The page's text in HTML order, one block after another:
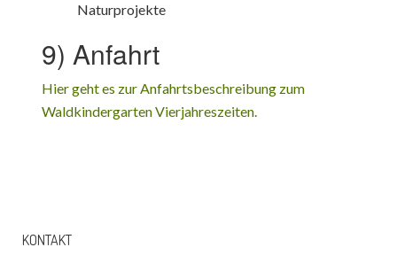
Naturprojekte
9) Anfahrt
Hier geht es zur Anfahrtsbeschreibung zum
Waldkindergarten Vierjahreszeiten.
KONTAKT